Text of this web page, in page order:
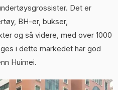
Det er
BH-er, bukser,
og så videre, med over 1000
i dette markedet har god
Huimei.